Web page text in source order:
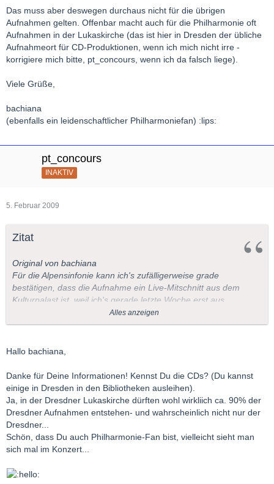
Das muss aber deswegen durchaus nicht für die übrigen
Aufnahmen gelten. Offenbar macht auch für die Philharmonie oft
Aufnahmen in der Lukaskirche (das ist hier in Dresden der übliche
Aufnahmeort für CD-Produktionen, wenn ich mich nicht irre -
korrigiere mich bitte, pt_concours, wenn ich da falsch liege).
Viele Grüße,
bachiana
(ebenfalls ein leidenschaftlicher Philharmoniefan) :lips:
pt_concours
INAKTIV
5. Februar 2009
Zitat
Original von bachiana
Für die Alpensinfonie kann ich's zufälligerweise grade
bestätigen, dass die Aufnahme ein Live-Mitschnitt aus dem
Kulturpalast ist, weil ich's gerade letzte Woche erst aus
berufenem (d.h. Philharmoniker-)Mund gehört habe.
Aufnahmen gelten. Offenbar macht auch für die Philharmonie
übliche Aufnahmeort für CD-Produktionen, wenn ich mich nicht
irre - korrigiere mich bitte, pt_concours, wenn ich da falsch
liege).
Viele Grüße,
bachiana
Alles anzeigen
Hallo bachiana,
Danke für Deine Informationen! Kennst Du die CDs? (Du kannst
einige in Dresden in den Bibliotheken ausleihen).
Ja, in der Dresdner Lukaskirche dürften wohl wirkliich ca. 90% der
Dresdner Aufnahmen entstehen- und wahrscheinlich nicht nur der
Dresdner...
Schön, dass Du auch Philharmonie-Fan bist, vielleicht sieht man
sich mal im Konzert...